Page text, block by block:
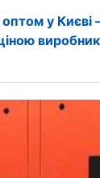
у Києві